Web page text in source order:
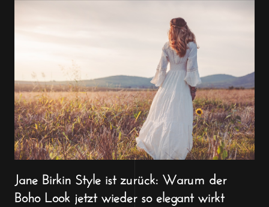
Jane Birkin Style ist zurück: Warum der
Boho Look jetzt wieder so elegant wirkt